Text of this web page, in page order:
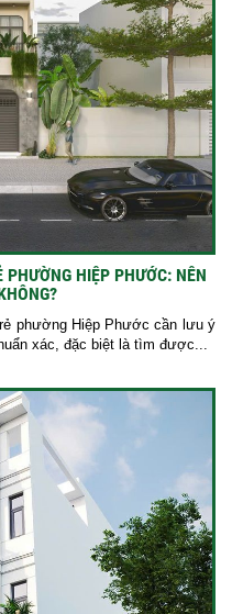
HIỆP PHƯỚC: NÊN
phường Hiệp Phước cần lưu ý
xác, đặc biệt là tìm được...